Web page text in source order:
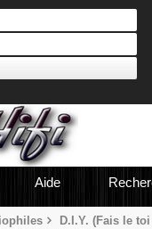
Aide
D.I.Y. (Fais le toi